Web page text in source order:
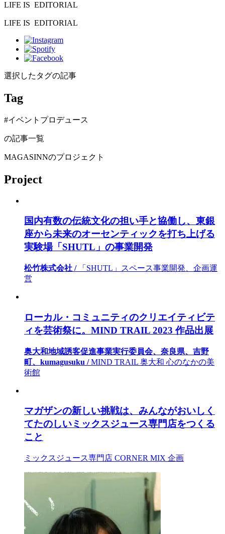
LIFE IS EDITORIAL
LIFE IS EDITORIAL
選択したタグの記事
Tag
#イベントプロデュース
の記事一覧
MAGASINNのプロジェクト
Project
国内有数の伝統文化の担い手と協働し、東銀
座から未来のオーセンティックを打ち上げる
実験場「SHUTL」の事業開発
松竹株式会社 /
「SHUTL」スペース事業開発、企画運
営
ローカル・コミュニティのクリエイティビテ
ィを芸術祭に。MIND TRAIL 2023 作品出展
奥大和地域誘客促進事業実行委員会、奈良県、吉野
町、kumagusuku /MIND TRAIL 奥大和 心のなかの美
術館
マガザンの新しい挑戦は、みんながおいしく
てたのしいミックスジュース専門店をつくる
こと
ミックスジュース専門店 CORNER MIX 企画